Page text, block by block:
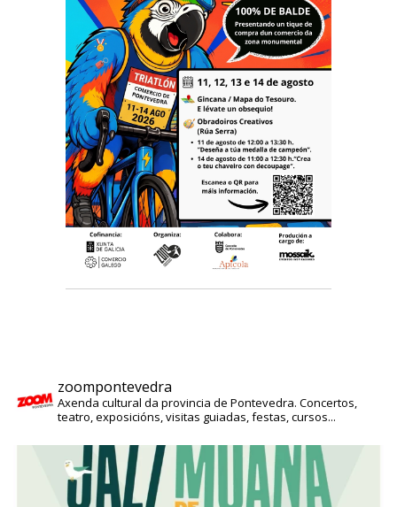
zoompontevedra
Axenda cultural da provincia de Pontevedra. Concertos,
teatro, exposicións, visitas guiadas, festas, cursos...